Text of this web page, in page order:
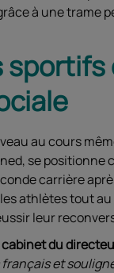
à une trame
au cours
se
carrière
athlètes tout
leur
du
et